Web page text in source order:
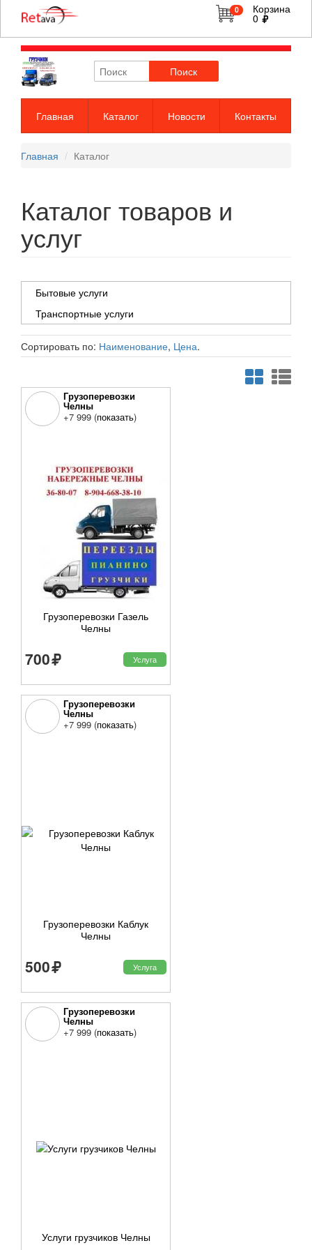
Поиск
Главная Каталог Новости Контакты
Главная Каталог
Каталог товаров и
услуг
Бытовые услуги
Транспортные услуги
Сортировать по: Наименование, Цена.
Грузоперевозки
Челны
Набережные Челны, 40
лет Победы, 27
+7 999 (показать)
Грузоперевозки Газель
Челны
700 Услуга
Грузоперевозки
Челны
Набережные Челны, 40
лет Победы, 27
+7 999 (показать)
Грузоперевозки Каблук
Челны
500 Услуга
Грузоперевозки
Челны
Набережные Челны, 40
лет Победы, 27
+7 999 (показать)
Услуги грузчиков Челны
0 Корзина
0